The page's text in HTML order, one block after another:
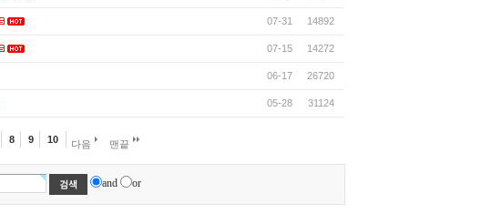
07-31 14892
07-15 14272
06-17 26720
05-28 31124
8 9 10 다음 맨끝
and or